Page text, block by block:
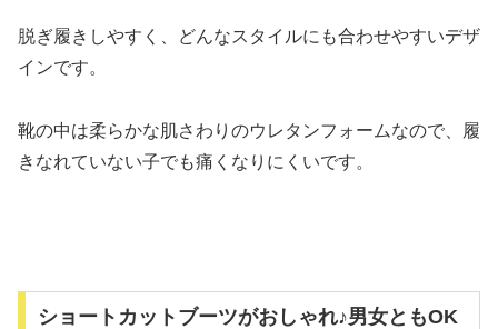
脱ぎ履きしやすく、どんなスタイルにも合わせやすいデザ
インです。
靴の中は柔らかな肌さわりのウレタンフォームなので、履
きなれていない子でも痛くなりにくいです。
ショートカットブーツがおしゃれ♪男女ともOK